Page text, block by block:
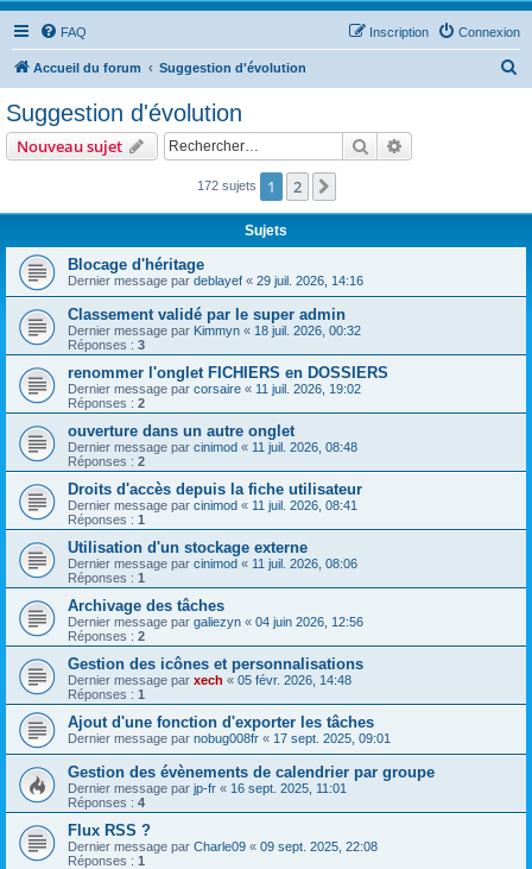
FAQ Connexion
Inscription
Accueil du forum Suggestion d'évolution
e
Suggestion d'évolution
Nouveau sujet Rechercher
172 sujets 1 2
Sujets
Blocage d'héritage
Dernier message par deblayef « 29 juil. 2026, 14:16
Classement validé par le super admin
Dernier message par Kimmyn « 18 juil. 2026, 00:32
Réponses : 3
renommer l'onglet FICHIERS en DOSSIERS
Dernier message par corsaire « 11 juil. 2026, 19:02
Réponses : 2
ouverture dans un autre onglet
Dernier message par cinimod « 11 juil. 2026, 08:48
Réponses : 2
Droits d'accès depuis la fiche utilisateur
Dernier message par cinimod « 11 juil. 2026, 08:41
Réponses : 1
Utilisation d'un stockage externe
Dernier message par cinimod « 11 juil. 2026, 08:06
Réponses : 1
Archivage des tâches
Dernier message par galiezyn « 04 juin 2026, 12:56
Réponses : 2
Gestion des icônes et personnalisations
Dernier message par xech « 05 févr. 2026, 14:48
Réponses : 1
Ajout d'une fonction d'exporter les tâches
Dernier message par nobug008fr « 17 sept. 2025, 09:01
Gestion des évènements de calendrier par groupe
Dernier message par jp-fr « 16 sept. 2025, 11:01
Réponses : 4
Flux RSS ?
Dernier message par Charle09 « 09 sept. 2025, 22:08
Réponses : 1